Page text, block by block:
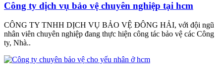
Công ty dịch vụ bảo vệ chuyên nghiệp tại hcm
CÔNG TY TNHH DỊCH VỤ BẢO VỆ ĐÔNG HẢI, với đội ngũ
nhân viên chuyên nghiệp đang thực hiện công tác bảo vệ các Công
ty, Nhà..